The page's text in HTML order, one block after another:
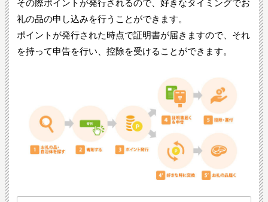
その際ポイントが発行されるので、好きなタイミングでお
礼の品の申し込みを行うことができます。
ポイントが発行された時点で証明書が届きますので、それ
を持って申告を行い、控除を受けることができます。